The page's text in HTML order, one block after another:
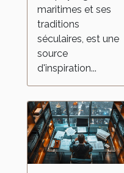
culture
régionale
maritimes et ses
traditions
séculaires, est une
source
d'inspiration...